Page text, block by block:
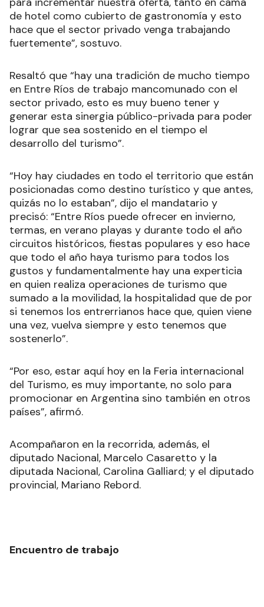
de hotel como cubierto de gastronomía y esto
hace que el sector privado venga trabajando
fuertemente”, sostuvo.
Resaltó que “hay una tradición de mucho tiempo
en Entre Ríos de trabajo mancomunado con el
sector privado, esto es muy bueno tener y
generar esta sinergia público-privada para poder
lograr que sea sostenido en el tiempo el
desarrollo del turismo”.
“Hoy hay ciudades en todo el territorio que están
posicionadas como destino turístico y que antes,
quizás no lo estaban”, dijo el mandatario y
precisó: “Entre Ríos puede ofrecer en invierno,
termas, en verano playas y durante todo el año
circuitos históricos, fiestas populares y eso hace
que todo el año haya turismo para todos los
gustos y fundamentalmente hay una experticia
en quien realiza operaciones de turismo que
sumado a la movilidad, la hospitalidad que de por
si tenemos los entrerrianos hace que, quien viene
una vez, vuelva siempre y esto tenemos que
sostenerlo”.
“Por eso, estar aquí hoy en la Feria internacional
del Turismo, es muy importante, no solo para
promocionar en Argentina sino también en otros
países”, afirmó.
Acompañaron en la recorrida, además, el
diputado Nacional, Marcelo Casaretto y la
diputada Nacional, Carolina Galliard; y el diputado
provincial, Mariano Rebord.
Encuentro de trabajo